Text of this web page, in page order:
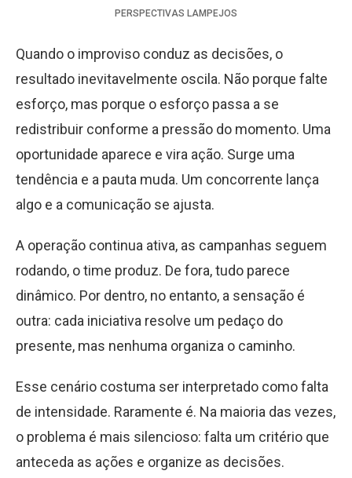
PERSPECTIVAS LAMPEJOS
Quando o improviso conduz as decisões, o
resultado inevitavelmente oscila. Não porque falte
esforço, mas porque o esforço passa a se
redistribuir conforme a pressão do momento. Uma
oportunidade aparece e vira ação. Surge uma
tendência e a pauta muda. Um concorrente lança
algo e a comunicação se ajusta.
A operação continua ativa, as campanhas seguem
rodando, o time produz. De fora, tudo parece
dinâmico. Por dentro, no entanto, a sensação é
outra: cada iniciativa resolve um pedaço do
presente, mas nenhuma organiza o caminho.
Esse cenário costuma ser interpretado como falta
de intensidade. Raramente é. Na maioria das vezes,
o problema é mais silencioso: falta um critério que
anteceda as ações e organize as decisões.